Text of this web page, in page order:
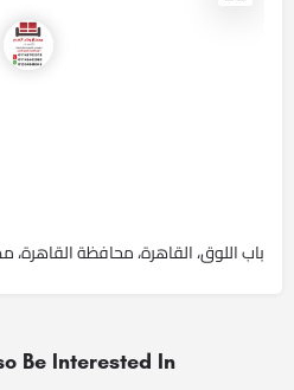
باب اللوق، القاهرة، محافظة القاهرة،
Be Interested In